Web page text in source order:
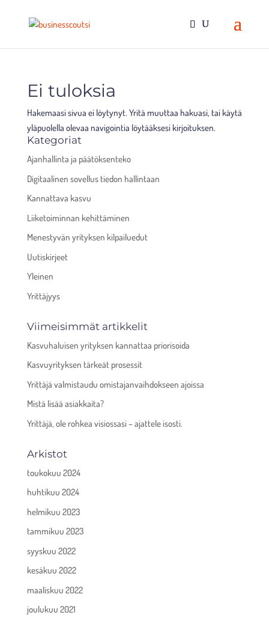
Ei tuloksia
Hakemaasi sivua ei löytynyt. Yritä muuttaa hakuasi, tai käytä
yläpuolella olevaa navigointia löytääksesi kirjoituksen.
Kategoriat
Ajanhallinta ja päätöksenteko
Digitaalinen sovellus tiedon hallintaan
Kannattava kasvu
Liiketoiminnan kehittäminen
Menestyvän yrityksen kilpailuedut
Uutiskirjeet
Yleinen
Yrittäjyys
Viimeisimmät artikkelit
Kasvuhaluisen yrityksen kannattaa priorisoida
Kasvuyrityksen tärkeät prosessit
Yrittäjä valmistaudu omistajanvaihdokseen ajoissa
Mistä lisää asiakkaita?
Yrittäjä, ole rohkea visiossasi – ajattele isosti.
Arkistot
toukokuu 2024
huhtikuu 2024
helmikuu 2023
tammikuu 2023
syyskuu 2022
kesäkuu 2022
maaliskuu 2022
joulukuu 2021